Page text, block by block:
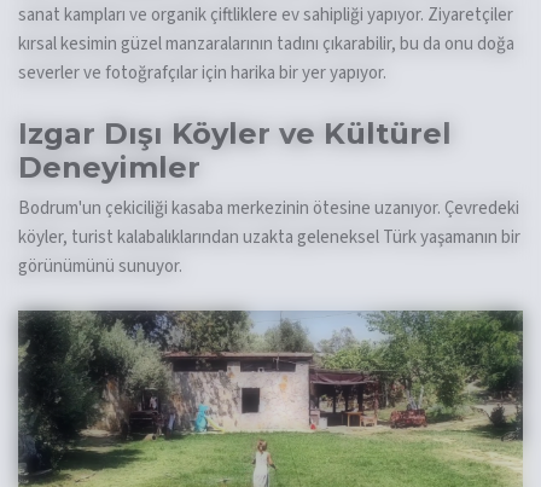
sanat kampları ve organik çiftliklere ev sahipliği yapıyor. Ziyaretçiler
kırsal kesimin güzel manzaralarının tadını çıkarabilir, bu da onu doğa
severler ve fotoğrafçılar için harika bir yer yapıyor.
Izgar Dışı Köyler ve Kültürel
Deneyimler
Bodrum'un çekiciliği kasaba merkezinin ötesine uzanıyor. Çevredeki
köyler, turist kalabalıklarından uzakta geleneksel Türk yaşamanın bir
görünümünü sunuyor.